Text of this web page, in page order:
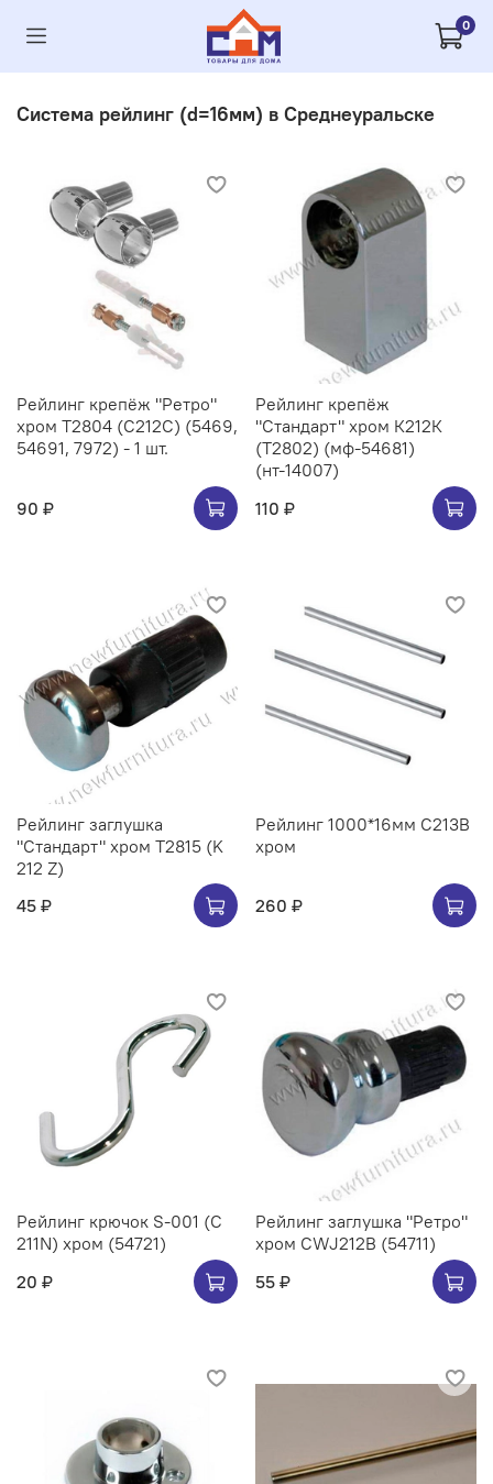
0
Система рейлинг (d=16мм) в Среднеуральске
Рейлинг крепёж "Ретро"
хром Т2804 (С212C) (5469,
54691, 7972) - 1 шт.
90 ₽
Рейлинг крепёж
"Стандарт" хром К212К
(Т2802) (мф-54681)
(нт-14007)
110 ₽
Рейлинг заглушка
"Стандарт" хром Т2815 (K
212 Z)
45 ₽
Рейлинг 1000*16мм C213B
хром
260 ₽
Рейлинг крючок S-001 (C
211N) хром (54721)
20 ₽
Рейлинг заглушка "Ретро"
хром CWJ212B (54711)
55 ₽